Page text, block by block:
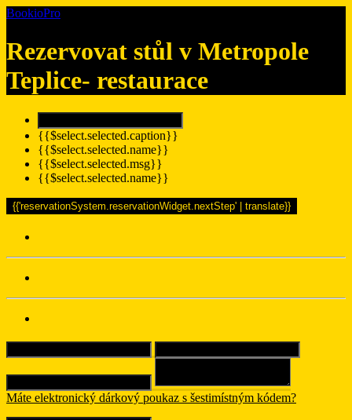
BookioPro
Rezervovat stůl v Metropole
Teplice- restaurace
{{$select.selected.caption}}
{{$select.selected.name}}
{{$select.selected.msg}}
{{$select.selected.name}}
Máte elektronický dárkový poukaz s šestimístným kódem?